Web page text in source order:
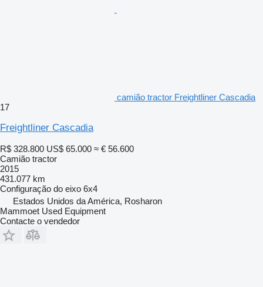
camião tractor Freightliner Cascadia
17
Freightliner Cascadia
R$ 328.800 US$ 65.000 ≈ € 56.600
Camião tractor
2015
431.077 km
Configuração do eixo 6x4
Estados Unidos da América, Rosharon
Mammoet Used Equipment
Contacte o vendedor